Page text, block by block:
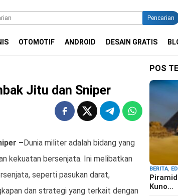
Pencarian
OTOMOTIF ANDROID DESAIN GRATIS
Jitu dan Sniper
–Dunia militer adalah bidang yang
kekuatan bersenjata. Ini melibatkan
seperti pasukan darat,
dan strategi yang terkait dengan
POS
BERITA,
Kuno…